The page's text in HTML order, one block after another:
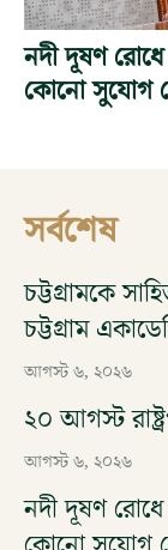
নদী দূষণ রোধে
কোনো সুযোগ
সর্বশেষ
চট্টগ্রামকে
চট্টগ্রাম
আগস্ট ৬, ২০২৬
২০ আগস্ট
আগস্ট ৬, ২০২৬
নদী দূষণ রোধে